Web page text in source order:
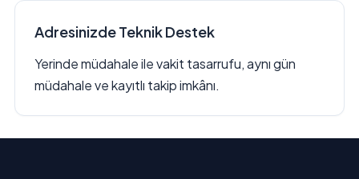
Adresinizde Teknik Destek
Yerinde müdahale ile vakit tasarrufu, aynı gün
müdahale ve kayıtlı takip imkânı.